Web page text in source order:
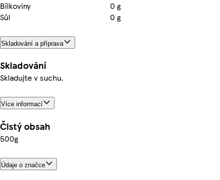
Bílkoviny
0 g
Sůl
0 g
Skladování a příprava
Skladování
Skladujte v suchu.
Více informací
Čistý obsah
500g
Údaje o značce